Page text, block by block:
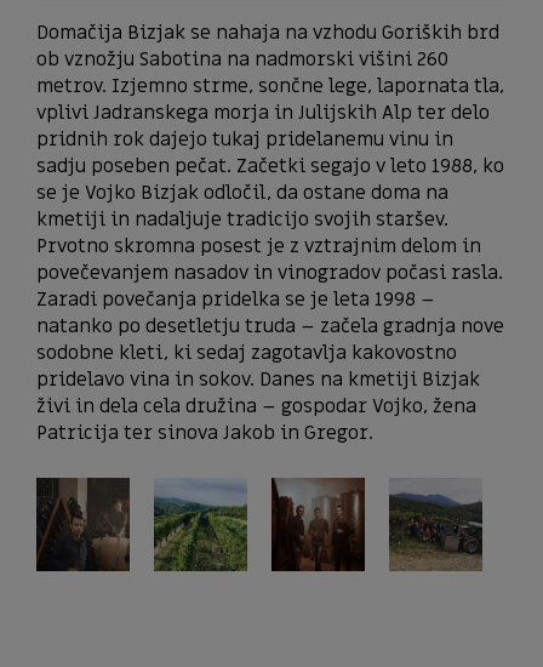
Domačija Bizjak se nahaja na vzhodu Goriških brd
ob vznožju Sabotina na nadmorski višini 260
metrov. Izjemno strme, sončne lege, lapornata tla,
vplivi Jadranskega morja in Julijskih Alp ter delo
pridnih rok dajejo tukaj pridelanemu vinu in
sadju poseben pečat. Začetki segajo v leto 1988, ko
se je Vojko Bizjak odločil, da ostane doma na
kmetiji in nadaljuje tradicijo svojih staršev.
Prvotno skromna posest je z vztrajnim delom in
povečevanjem nasadov in vinogradov počasi rasla.
Zaradi povečanja pridelka se je leta 1998 –
natanko po desetletju truda – začela gradnja nove
sodobne kleti, ki sedaj zagotavlja kakovostno
pridelavo vina in sokov. Danes na kmetiji Bizjak
živi in ​​dela cela družina – gospodar Vojko, žena
Patricija ter sinova Jakob in Gregor.